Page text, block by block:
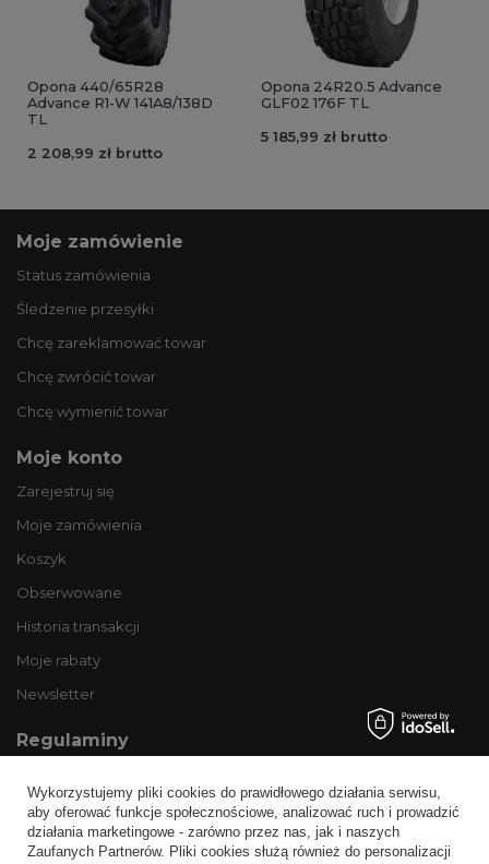
Opona 440/65R28
Advance R1-W 141A8/138D
TL
2 208,99 zł brutto
Opona 24R20.5 Advance
GLF02 176F TL
5 185,99 zł brutto
Moje zamówienie
Status zamówienia
Śledzenie przesyłki
Chcę zareklamować towar
Chcę zwrócić towar
Chcę wymienić towar
Moje konto
Zarejestruj się
Moje zamówienia
Koszyk
Obserwowane
Historia transakcji
Moje rabaty
Newsletter
Regulaminy
Wysyłka
Sposoby płatności i prowizje
Wykorzystujemy pliki cookies do prawidłowego działania serwisu,
aby oferować funkcje społecznościowe, analizować ruch i prowadzić
działania marketingowe - zarówno przez nas, jak i naszych
Zaufanych Partnerów. Pliki cookies służą również do personalizacji